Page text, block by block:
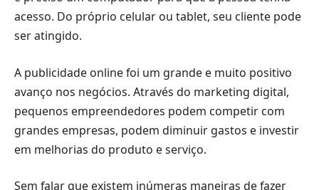
acesso. Do próprio celular ou tablet, seu cliente pode
ser atingido.
A publicidade online foi um grande e muito positivo
avanço nos negócios. Através do marketing digital,
pequenos empreendedores podem competir com
grandes empresas, podem diminuir gastos e investir
em melhorias do produto e serviço.
Sem falar que existem inúmeras maneiras de fazer